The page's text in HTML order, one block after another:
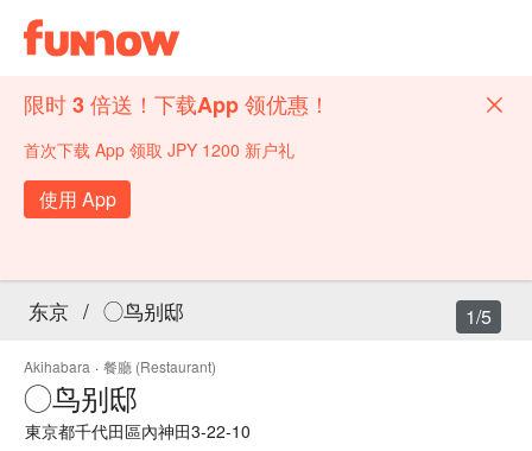
限时 3 倍送！下载App 领优惠！
首次下载 App 领取 JPY 1200 新户礼
使用 App
东京 / ◯鸟别邸
Akihabara · 餐廳 (Restaurant)
◯鸟别邸
東京都千代田區內神田3-22-10
1/5